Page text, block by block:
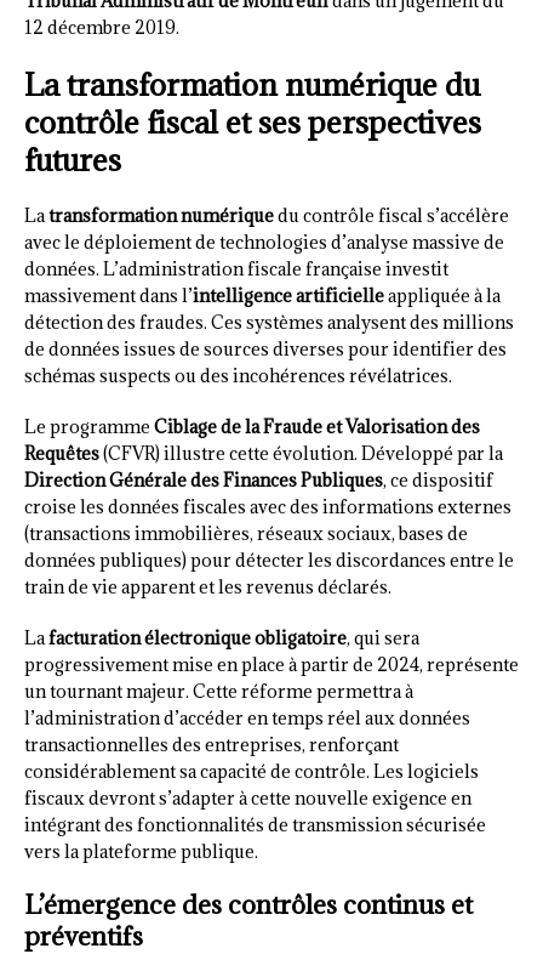
12 décembre 2019.
La transformation numérique du
contrôle fiscal et ses perspectives
futures
Latransformation numériquedu contrôle fiscal s’accélère
avec le déploiement de technologies d’analyse massive de
données. L’administration fiscale française investit
massivement dans l’intelligence artificielleappliquée à la
détection des fraudes. Ces systèmes analysent des millions
de données issues de sources diverses pour identifier des
schémas suspects ou des incohérences révélatrices.
Le programme Ciblage de la Fraude et Valorisation des
Requêtes(CFVR) illustre cette évolution. Développé par la
Direction Générale des Finances Publiques, ce dispositif
croise les données fiscales avec des informations externes
(transactions immobilières, réseaux sociaux, bases de
données publiques) pour détecter les discordances entre le
train de vie apparent et les revenus déclarés.
Lafacturation électronique obligatoire, qui sera
progressivement mise en place à partir de 2024, représente
un tournant majeur. Cette réforme permettra à
l’administration d’accéder en temps réel aux données
transactionnelles des entreprises, renforçant
considérablement sa capacité de contrôle. Les logiciels
fiscaux devront s’adapter à cette nouvelle exigence en
intégrant des fonctionnalités de transmission sécurisée
vers la plateforme publique.
L’émergence des contrôles continus et
préventifs